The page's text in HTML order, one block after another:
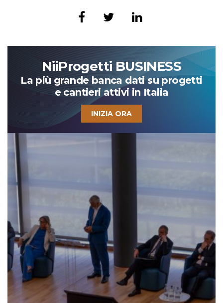
NiiProgetti BUSINESS
La più grande banca dati su progetti
e cantieri attivi in Italia
INIZIA ORA